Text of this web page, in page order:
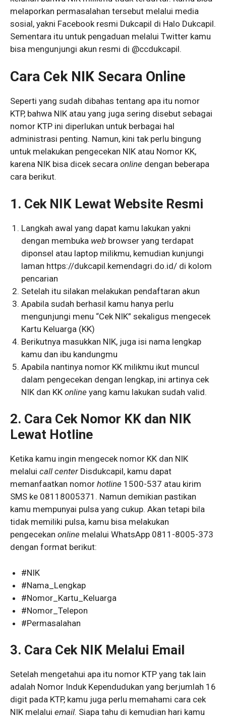
melaporkan permasalahan tersebut melalui media
sosial, yakni Facebook resmi Dukcapil di Halo Dukcapil.
Sementara itu untuk pengaduan melalui Twitter kamu
bisa mengunjungi akun resmi di @ccdukcapil.
Cara Cek NIK Secara Online
Seperti yang sudah dibahas tentang apa itu nomor
KTP, bahwa NIK atau yang juga sering disebut sebagai
nomor KTP ini diperlukan untuk berbagai hal
administrasi penting. Namun, kini tak perlu bingung
untuk melakukan pengecekan NIK atau Nomor KK,
karena NIK bisa dicek secara online dengan beberapa
cara berikut.
1. Cek NIK Lewat Website Resmi
Langkah awal yang dapat kamu lakukan yakni
dengan membuka web browser yang terdapat
diponsel atau laptop milikmu, kemudian kunjungi
laman https://dukcapil.kemendagri.do.id/ di kolom
pencarian
Setelah itu silakan melakukan pendaftaran akun
Apabila sudah berhasil kamu hanya perlu
mengunjungi menu “Cek NIK” sekaligus mengecek
Kartu Keluarga (KK)
Berikutnya masukkan NIK, juga isi nama lengkap
kamu dan ibu kandungmu
Apabila nantinya nomor KK milikmu ikut muncul
dalam pengecekan dengan lengkap, ini artinya cek
NIK dan KKonlineyang kamu lakukan sudah valid.
2. Cara Cek Nomor KK dan NIK
Lewat Hotline
Ketika kamu ingin mengecek nomor KK dan NIK
melalui call center Disdukcapil, kamu dapat
memanfaatkan nomor hotline 1500-537 atau kirim
SMS ke 08118005371. Namun demikian pastikan
kamu mempunyai pulsa yang cukup. Akan tetapi bila
tidak memiliki pulsa, kamu bisa melakukan
pengecekan online melalui WhatsApp 0811-8005-373
dengan format berikut:
#NIK
#Nama_Lengkap
#Nomor_Kartu_Keluarga
#Nomor_Telepon
#Permasalahan
3. Cara Cek NIK Melalui Email
Setelah mengetahui apa itu nomor KTP yang tak lain
adalah Nomor Induk Kependudukan yang berjumlah 16
digit pada KTP, kamu juga perlu memahami cara cek
NIK melalui email. Siapa tahu di kemudian hari kamu